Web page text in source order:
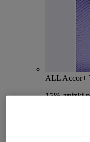
ALL Accor+
15% znizki
DOŁĄCZ